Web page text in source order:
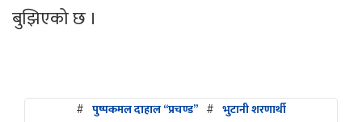
बुझिएको छ ।
# पुष्पकमल दाहाल “प्रचण्ड” # भुटानी शरणार्थी